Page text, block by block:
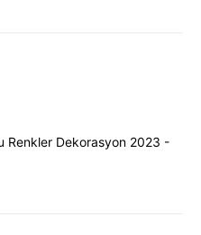
Renkler Dekorasyon 2023 -